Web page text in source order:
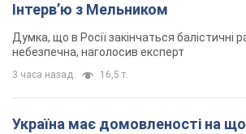
Інтерв’ю з Мельником
Думка, що в Росії закінчаться балістичні
небезпечна, наголосив експерт
3 часа назад 16,5 т.
Україна має домовленості на